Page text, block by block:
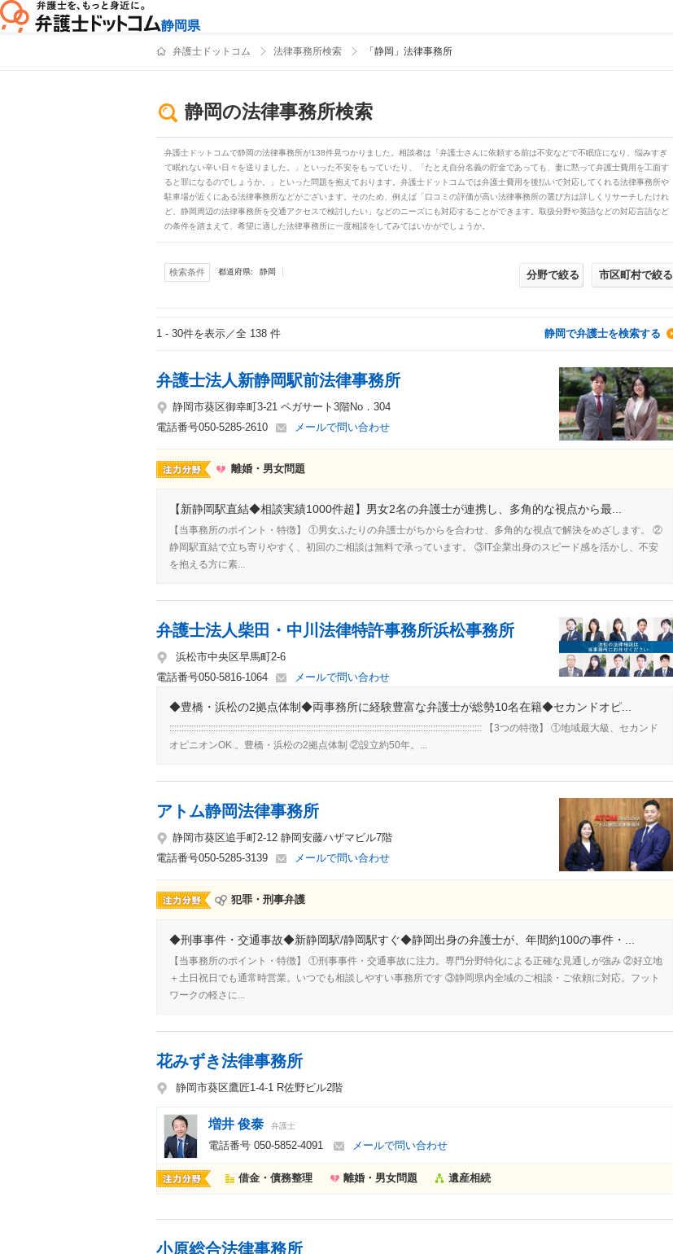
静岡県
弁護士ドットコム 法律事務所検索 「静岡」法律事務所
静岡の法律事務所検索
弁護士ドットコムで静岡の法律事務所が138件見つかりました。相談者は「弁護士さんに依頼する前は不安などで不眠症になり、悩みすぎ
て眠れない辛い日々を送りました。」といった不安をもっていたり、「たとえ自分名義の貯金であっても、妻に黙って弁護士費用を工面す
ると罪になるのでしょうか。」といった問題を抱えております。弁護士ドットコムでは弁護士費用を後払いで対応してくれる法律事務所や
駐車場が近くにある法律事務所などがございます。そのため、例えば「口コミの評価が高い法律事務所の選び方は詳しくリサーチしたけれ
ど、静岡周辺の法律事務所を交通アクセスで検討したい」などのニーズにも対応することができます。取扱分野や英語などの対応言語など
の条件を踏まえて、希望に適した法律事務所に一度相談をしてみてはいかがでしょうか。
検索条件 都道府県: 静岡 市区町村で絞る
分野で絞る
1 - 30件を表示／全 138 件 静岡で弁護士を検索する
弁護士法人新静岡駅前法律事務所
静岡市葵区御幸町3-21 ペガサート3階No．304
電話番号050-5285-2610 メールで問い合わせ
離婚・男女問題
【新静岡駅直結◆相談実績1000件超】男女2名の弁護士が連携し、多角的な視点から最...
【当事務所のポイント・特徴】 ①男女ふたりの弁護士がちからを合わせ、多角的な視点で解決をめざします。 ②
静岡駅直結で立ち寄りやすく、初回のご相談は無料で承っています。 ③IT企業出身のスピード感を活かし、不安
を抱える方に素...
弁護士法人柴田・中川法律特許事務所浜松事務所
浜松市中央区早馬町2-6
電話番号050-5816-1064 メールで問い合わせ
◆豊橋・浜松の2拠点体制◆両事務所に経験豊富な弁護士が総勢10名在籍◆セカンドオピ...
:::::::::::::::::::::::::::::::::::::::::::::::::::::::::::::::::::::::::::::::::::::::::::::::::::::::::::::::::::::::::::::::: 【3つの特徴】 ①地域最大級、セカンド
オピニオンOK 。豊橋・浜松の2拠点体制 ②設立約50年。...
アトム静岡法律事務所
静岡市葵区追手町2-12 静岡安藤ハザマビル7階
電話番号050-5285-3139 メールで問い合わせ
犯罪・刑事弁護
◆刑事事件・交通事故◆新静岡駅/静岡駅すぐ◆静岡出身の弁護士が、年間約100の事件・...
【当事務所のポイント・特徴】 ①刑事事件・交通事故に注力。専門分野特化による正確な見通しが強み ②好立地
＋土日祝日でも通常時営業。いつでも相談しやすい事務所です ③静岡県内全域のご相談・ご依頼に対応。フット
ワークの軽さに...
花みずき法律事務所
静岡市葵区鷹匠1-4-1 R佐野ビル2階
増井 俊泰 弁護士
電話番号 050-5852-4091 メールで問い合わせ
借金・債務整理 離婚・男女問題 遺産相続
小原総合法律事務所